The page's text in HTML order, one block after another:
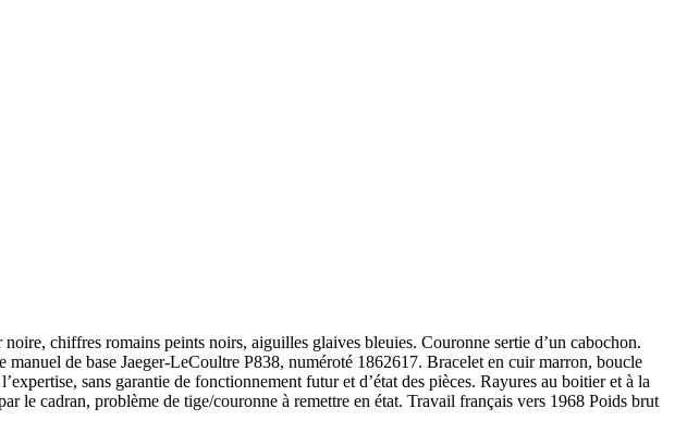
chiffres romains peints noirs, aiguilles glaives bleuies. Couronne sertie d’un cabochon.
de base Jaeger-LeCoultre P838, numéroté 1862617. Bracelet en cuir marron, boucle
sans garantie de fonctionnement futur et d’état des pièces. Rayures au boitier et à la
le cadran, problème de tige/couronne à remettre en état. Travail français vers 1968 Poids brut